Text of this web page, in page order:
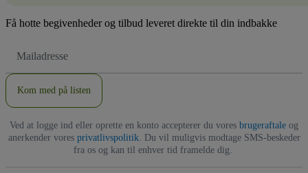
Få hotte begivenheder og tilbud leveret direkte til din indbakke
adresse
Kom med på listen
Ved at logge ind eller oprette en konto accepterer du vores brugeraftale og
anerkender vores privatlivspolitik. Du vil muligvis modtage SMS-beskeder
fra os og kan til enhver tid framelde dig.